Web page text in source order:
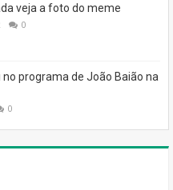
veja a foto do meme
0
no programa de João Baião na
0